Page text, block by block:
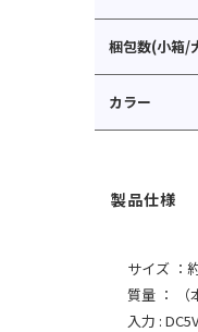
梱包数(小箱/
カラー
サイズ ：
質量 ： （
入力 :